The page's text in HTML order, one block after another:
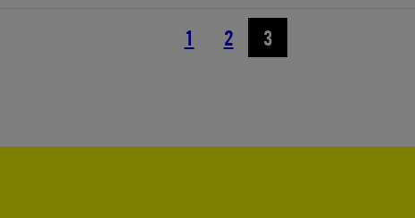
1 2 3